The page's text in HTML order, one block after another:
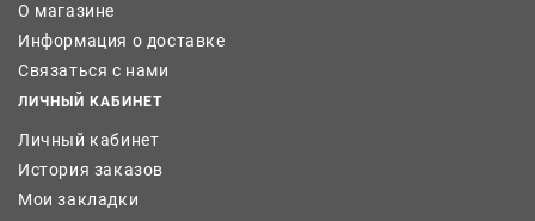
О магазине
Информация о доставке
Связаться с нами
ЛИЧНЫЙ КАБИНЕТ
Личный кабинет
История заказов
Мои закладки